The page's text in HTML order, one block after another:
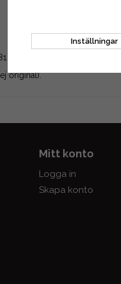
64 31-56, 5816431-56,
original).
Mitt konto
Logga in
Skapa konto
Inställningar